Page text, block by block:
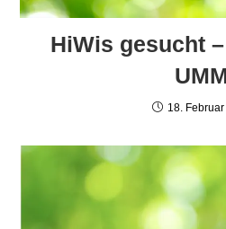
HiWis gesucht
18.